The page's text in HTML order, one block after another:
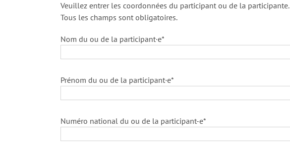
Veuillez entrer les coordonnées du participant ou de la participante.
Tous les champs sont obligatoires.
Nom du ou de la participant·e*
Prénom du ou de la participant·e*
Numéro national du ou de la participant-e*